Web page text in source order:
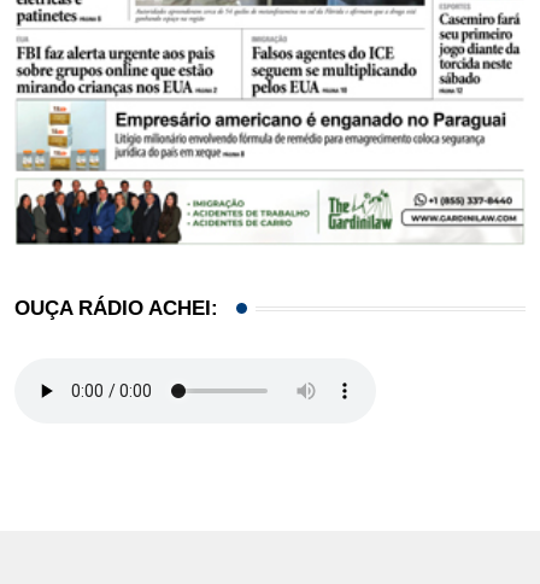
OUÇA RÁDIO ACHEI: